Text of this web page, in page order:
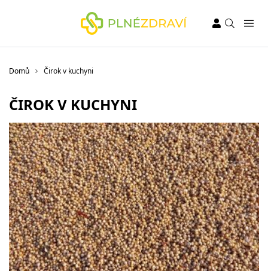
Domů Čirok v kuchyni
ČIROK V KUCHYNI